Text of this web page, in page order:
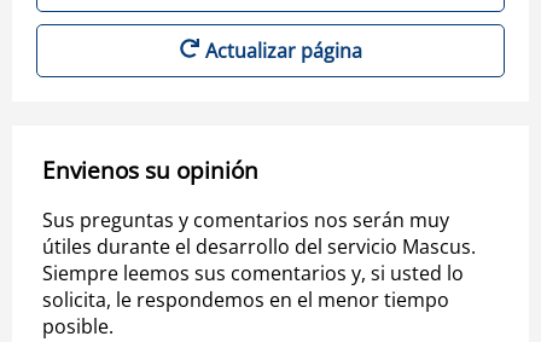
Actualizar página
Envienos su opinión
Sus preguntas y comentarios nos serán muy
útiles durante el desarrollo del servicio Mascus.
Siempre leemos sus comentarios y, si usted lo
solicita, le respondemos en el menor tiempo
posible.